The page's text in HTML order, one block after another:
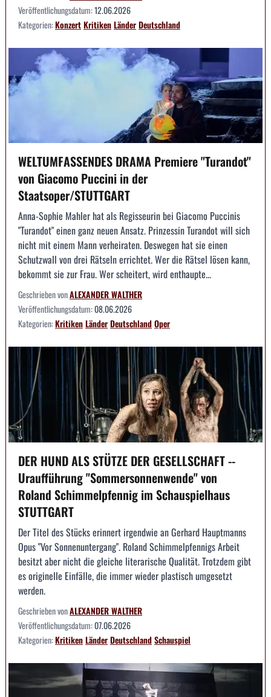
Veröffentlichungsdatum:12.06.2026
Kategorien:KonzertKritikenLänderDeutschland
WELTUMFASSENDES DRAMA Premiere "Turandot"
von Giacomo Puccini in der
Staatsoper/STUTTGART
Anna-Sophie Mahler hat als Regisseurin bei Giacomo Puccinis
"Turandot" einen ganz neuen Ansatz. Prinzessin Turandot will sich
nicht mit einem Mann verheiraten. Deswegen hat sie einen
Schutzwall von drei Rätseln errichtet. Wer die Rätsel lösen kann,
bekommt sie zur Frau. Wer scheitert, wird enthaupte...
Geschrieben vonALEXANDER WALTHER
Veröffentlichungsdatum:08.06.2026
Kategorien:KritikenLänderDeutschlandOper
DER HUND ALS STÜTZE DER GESELLSCHAFT --
Uraufführung "Sommersonnenwende" von
Roland Schimmelpfennig im Schauspielhaus
STUTTGART
Der Titel des Stücks erinnert irgendwie an Gerhard Hauptmanns
Opus "Vor Sonnenuntergang". Roland Schimmelpfennigs Arbeit
besitzt aber nicht die gleiche literarische Qualität. Trotzdem gibt
es originelle Einfälle, die immer wieder plastisch umgesetzt
werden.
Geschrieben vonALEXANDER WALTHER
Veröffentlichungsdatum:07.06.2026
Kategorien:KritikenLänderDeutschlandSchauspiel